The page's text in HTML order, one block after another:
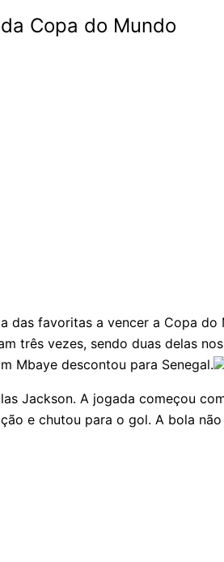
Copa do Mundo
favoritas a vencer a Copa
três vezes, sendo duas delas
Mbaye descontou para Senegal.
Jackson. A jogada começou
e chutou para o gol. A bola